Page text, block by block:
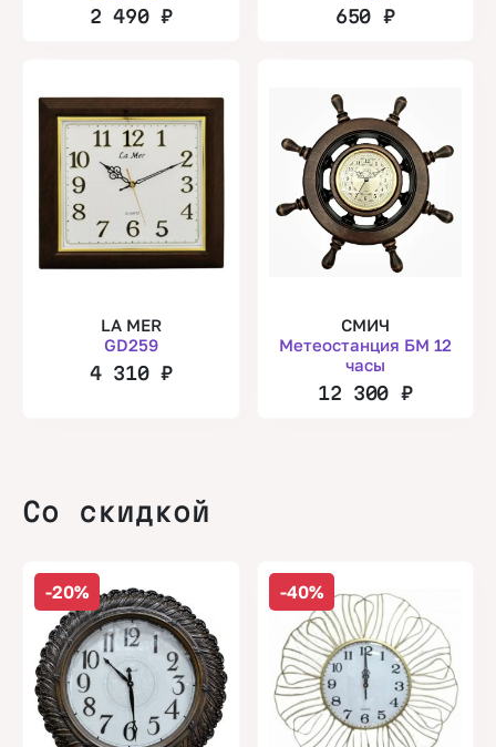
2 490 ₽ 650 ₽
LA MER
GD259
4 310 ₽
СМИЧ
Метеостанция БМ 12
часы
12 300 ₽
Со скидкой
-20% -40%